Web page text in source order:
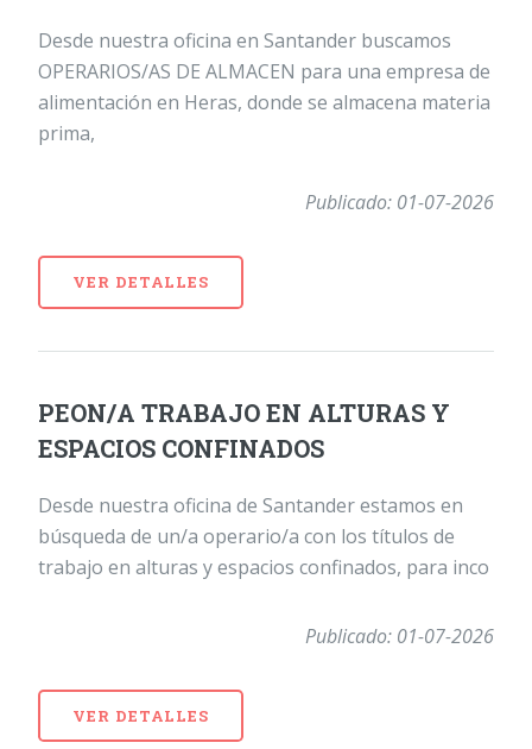
Desde nuestra oficina en Santander buscamos
OPERARIOS/AS DE ALMACEN para una empresa de
alimentación en Heras, donde se almacena materia
prima,
Publicado: 01-07-2026
VER DETALLES
PEON/A TRABAJO EN ALTURAS Y
ESPACIOS CONFINADOS
Desde nuestra oficina de Santander estamos en
búsqueda de un/a operario/a con los títulos de
trabajo en alturas y espacios confinados, para inco
Publicado: 01-07-2026
VER DETALLES